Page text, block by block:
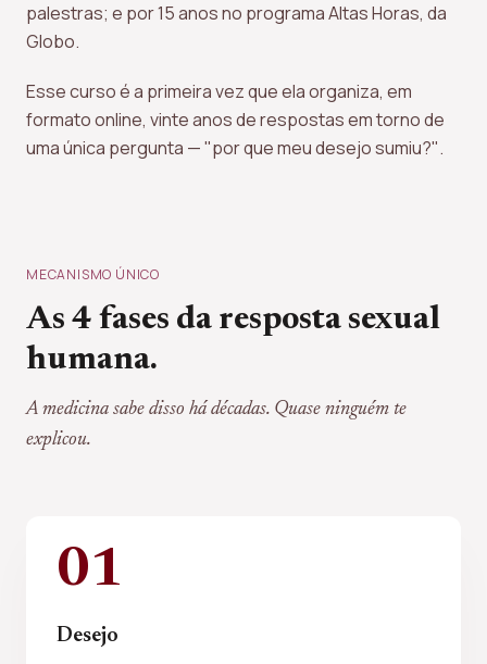
palestras; e por 15 anos no programaAltas Horas, da
Globo.
Esse curso é a primeira vez que ela organiza, em
formato online, vinte anos de respostas em torno de
uma única pergunta —"por que meu desejo sumiu?".
MECANISMO ÚNICO
As 4 fases da resposta sexual
humana.
A medicina sabe disso há décadas. Quase ninguém te
explicou.
01
Desejo